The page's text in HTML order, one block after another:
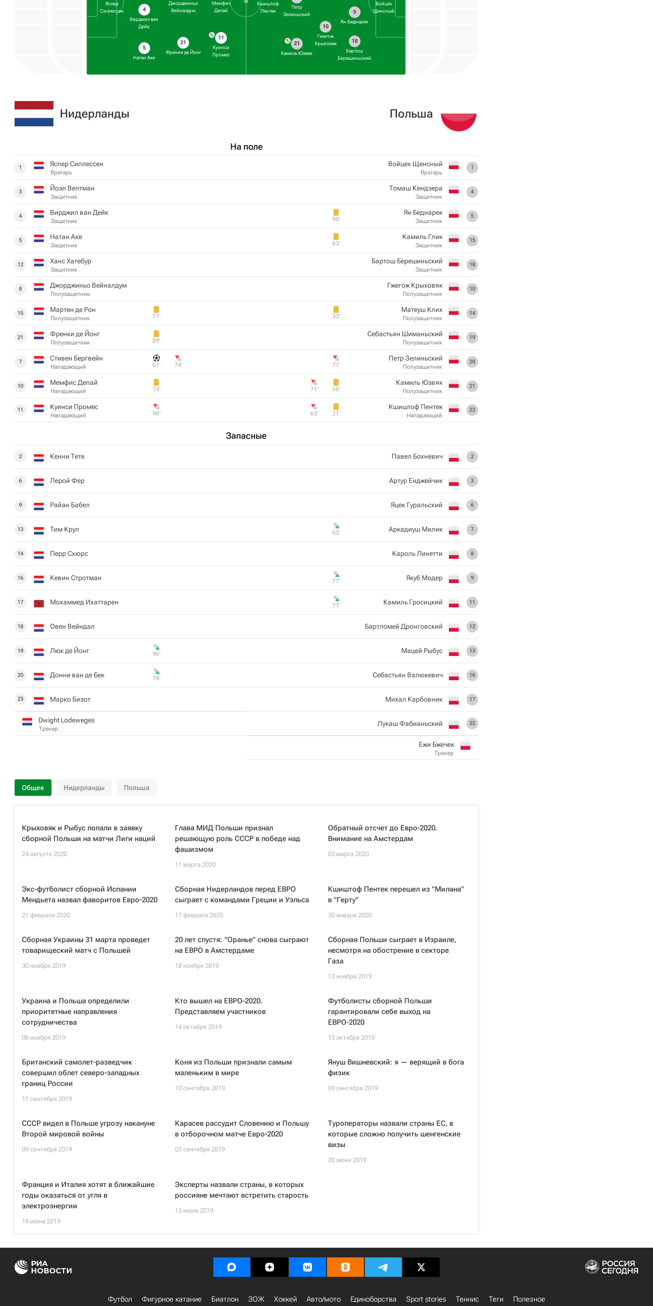
Яспер
Силлессен
4
Вирджил ван
Дейк
5
Натан Аке
Джорджиньо
Вейналдум
21
Френки де Йонг
Мемфис
Депай
11
Куинси
Промес
Войцех
Щенсный
5
Ян Беднарек
18
Бартош
Берешиньский
10
Гжегож
Крыховяк
Петр
Зелиньский
21
Камиль Юзвяк
Кшиштоф
Пентек
Нидерланды
На поле
1 Яспер Силлессен
Вратарь
3 Йоэл Велтман
Защитник
4 Вирджил ван Дейк
Защитник
5 Натан Аке
Защитник
12 Ханс Хатебур
Защитник
8 Джорджиньо Вейналдум
Полузащитник
15 Мартен де Рон
Полузащитник 71‎’‎
21 Френки де Йонг
Полузащитник 89‎’‎
7 Стивен Бергвейн
Нападающий 61‎’‎ 74‎’‎
10 Мемфис Депай
Нападающий 74‎’‎
11 Куинси Промес
Нападающий 90‎’‎
Запасные
2 Кенни Тете
6 Лерой Фер
9 Райан Бабел
13 Тим Крул
14 Перр Схюрс
16 Кевин Стротман
17 Мохаммед Ихаттарен
18 Овен Вейндал
19 Люк де Йонг 90‎’‎
20 Донни ван де Бек 74‎’‎
23 Марко Бизот
Dwight Lodeweges
Тренер
Польша
1
Войцех Щенсный
Вратарь
4
Томаш Кендзера
Защитник
5
Ян Беднарек
Защитник
90‎’‎
15
Камиль Глик
Защитник
63‎’‎
18
Бартош Берешиньский
Защитник
10
Гжегож Крыховяк
Полузащитник
14
Матеуш Клих
Полузащитник
33‎’‎
19
Себастьян Шиманьский
Полузащитник
20
Петр Зелиньский
Полузащитник
77‎’‎
21
Камиль Юзвяк
Полузащитник
56‎’‎
71‎’‎
23
Кшиштоф Пентек
Нападающий
21‎’‎
63‎’‎
2
Павел Бохневич
3
Артур Енджейчик
6
Яцек Гуральский
7
Аркадиуш Милик
63‎’‎
8
Кароль Линетти
9
Якуб Модер
77‎’‎
11
Камиль Гросицкий
71‎’‎
12
Бартломей Дронговский
13
Мацей Рыбус
16
Себастьян Валюкевич
17
Михал Карбовник
22
Лукаш Фабианьский
Ежи Бжечек
Тренер
Общее Нидерланды Польша
Крыховяк и Рыбус попали в заявку
сборной Польши на матчи Лиги наций
24 августа 2020
Глава МИД Польши признал
решающую роль СССР в победе над
фашизмом
11 марта 2020
Обратный отсчет до Евро-2020.
Внимание на Амстердам
03 марта 2020
Экс-футболист сборной Испании
Мендьета назвал фаворитов Евро-2020
21 февраля 2020
Сборная Нидерландов перед ЕВРО
сыграет с командами Греции и Уэльса
17 февраля 2020
Кшиштоф Пентек перешел из "Милана"
в "Герту"
30 января 2020
Сборная Украины 31 марта проведет
товарищеский матч с Польшей
30 ноября 2019
20 лет спустя: "Оранье" снова сыграют
на ЕВРО в Амстердаме
18 ноября 2019
Сборная Польши сыграет в Израиле,
несмотря на обострение в секторе
Газа
13 ноября 2019
Украина и Польша определили
приоритетные направления
сотрудничества
06 ноября 2019
Кто вышел на ЕВРО-2020.
Представляем участников
14 октября 2019
Футболисты сборной Польши
гарантировали себе выход на
ЕВРО-2020
13 октября 2019
Британский самолет-разведчик
совершил облет северо-западных
границ России
11 сентября 2019
Коня из Польши признали самым
маленьким в мире
10 сентября 2019
Януш Вишневский: я — верящий в бога
физик
09 сентября 2019
СССР видел в Польше угрозу накануне
Второй мировой войны
09 сентября 2019
Карасев рассудит Словению и Польшу
в отборочном матче Евро-2020
03 сентября 2019
Туроператоры назвали страны ЕС, в
которые сложно получить шенгенские
визы
20 июня 2019
Франция и Италия хотят в ближайшие
годы оказаться от угля в
электроэнергии
18 июня 2019
Эксперты назвали страны, в которых
россияне мечтают встретить старость
13 июня 2019
Футбол Фигурное катание Биатлон ЗОЖ Хоккей Авто/мото Единоборства Sport stories Теннис Теги Полезное